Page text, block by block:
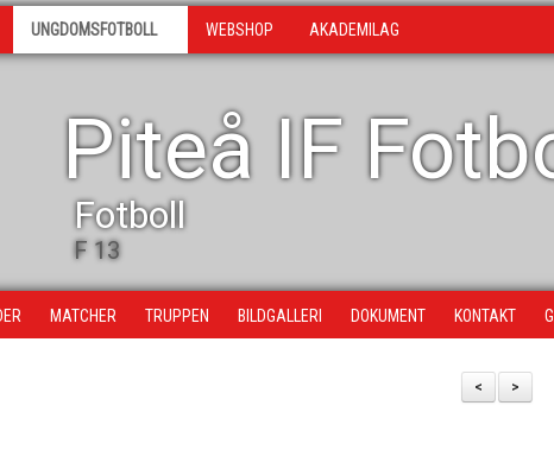
UNGDOMSFOTBOLL WEBSHOP AKADEMILAG
Piteå IF
Fotboll
F 13
MATCHER TRUPPEN BILDGALLERI DOKUMENT KONTAKT
>
<